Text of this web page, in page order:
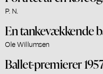
P. N.
En tankevækkende
Ole Willumsen
Ballet-premierer